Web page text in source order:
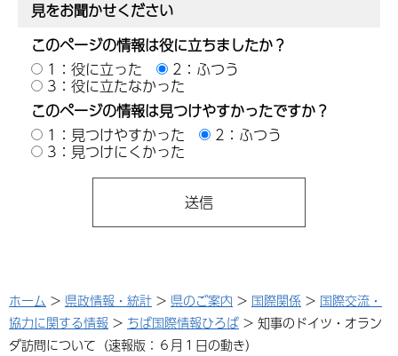
見をお聞かせください
このページの情報は役に立ちましたか？
1：役に立った
2：ふつう
3：役に立たなかった
このページの情報は見つけやすかったですか？
1：見つけやすかった
2：ふつう
3：見つけにくかった
ホーム > 県政情報・統計 > 県のご案内 > 国際関係 > 国際交流・
協力に関する情報 > ちば国際情報ひろば > 知事のドイツ・オラン
ダ訪問について（速報版：６月１日の動き）